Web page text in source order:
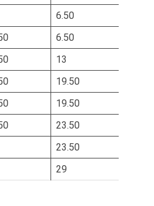
6.50
6.50
13
19.50
19.50
23.50
23.50
29